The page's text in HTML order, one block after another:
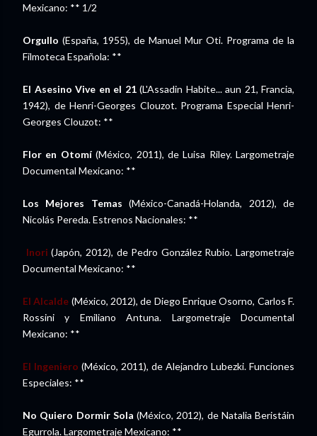
Mexicano: ** 1/2
Orgullo (España, 1955), de Manuel Mur Oti. Programa de la
Filmoteca Española: **
El Asesino Vive en el 21 (L'Assadin Habite... aun 21, Francia,
1942), de Henri-Georges Clouzot. Programa Especial Henri-
Georges Clouzot: **
Flor en Otomí(México, 2011), de Luisa Riley. Largometraje
Documental Mexicano: **
Los Mejores Temas (México-Canadá-Holanda, 2012), de
Nicolás Pereda. Estrenos Nacionales: **
Inori(Japón, 2012), de Pedro González Rubio. Largometraje
Documental Mexicano: **
El Alcalde (México, 2012), de Diego Enrique Osorno, Carlos F.
Rossini y Emiliano Antuna. Largometraje Documental
Mexicano: **
El Ingeniero (México, 2011), de Alejandro Lubezki. Funciones
Especiales: **
No Quiero Dormir Sola (México, 2012), de Natalia Beristáin
Egurrola. Largometraje Mexicano: **